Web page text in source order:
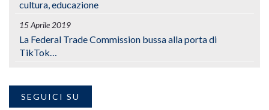
cultura, educazione
15 Aprile 2019
La Federal Trade Commission bussa alla porta di
TikTok…
SEGUICI SU